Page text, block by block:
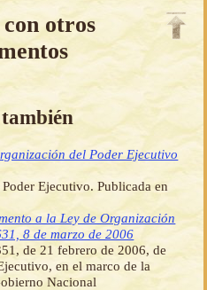
otros
del Poder Ejecutivo
Ejecutivo. Publicada en
a la Ley de Organización
8 de marzo de 2006
de 21 febrero de 2006, de
en el marco de la
Nacional